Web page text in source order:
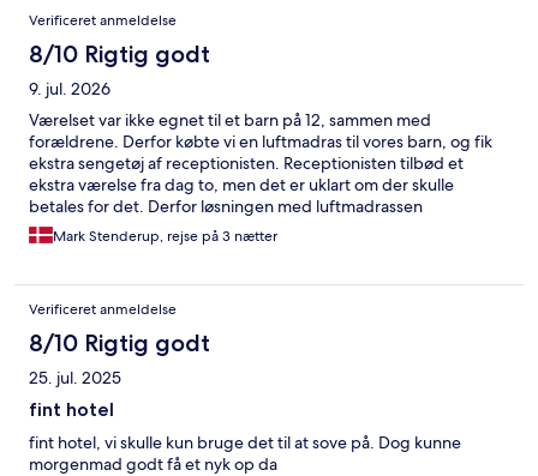
Anmeldelser
Verificeret anmeldelse
8/10 Rigtig godt
9. jul. 2026
Værelset var ikke egnet til et barn på 12, sammen med
forældrene. Derfor købte vi en luftmadras til vores barn, og fik
ekstra sengetøj af receptionisten. Receptionisten tilbød et
ekstra værelse fra dag to, men det er uklart om der skulle
betales for det. Derfor løsningen med luftmadrassen
Mark Stenderup, rejse på 3 nætter
Verificeret anmeldelse
8/10 Rigtig godt
25. jul. 2025
fint hotel
fint hotel, vi skulle kun bruge det til at sove på. Dog kunne
morgenmad godt få et nyk op da